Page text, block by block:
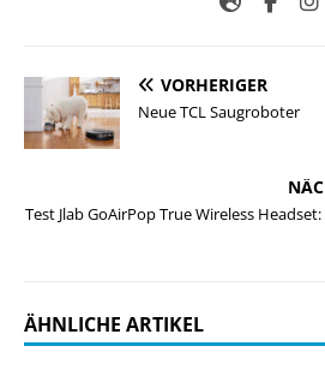
VORHERIGER
Neue TCL Saugroboter
Test Jlab GoAirPop True Wireless
ÄHNLICHE ARTIKEL